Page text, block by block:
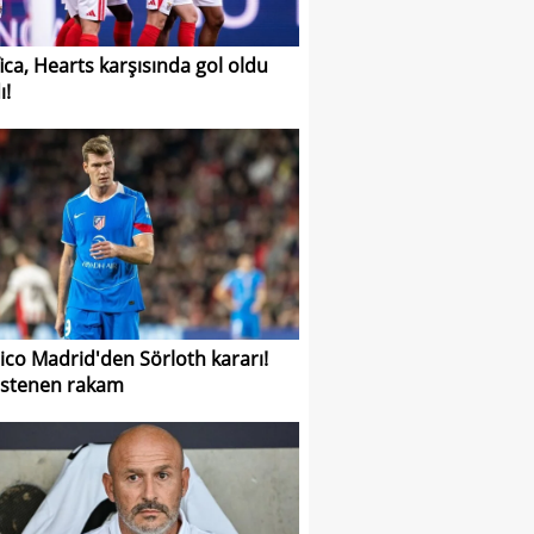
Hearts karşısında gol oldu
Madrid'den Sörloth kararı!
rakam